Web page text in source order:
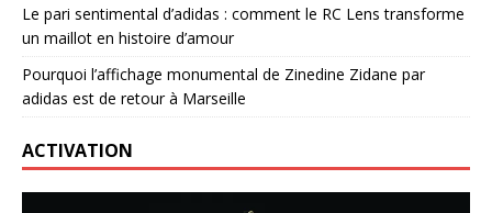
Le pari sentimental d’adidas : comment le RC Lens transforme
un maillot en histoire d’amour
Pourquoi l’affichage monumental de Zinedine Zidane par
adidas est de retour à Marseille
ACTIVATION